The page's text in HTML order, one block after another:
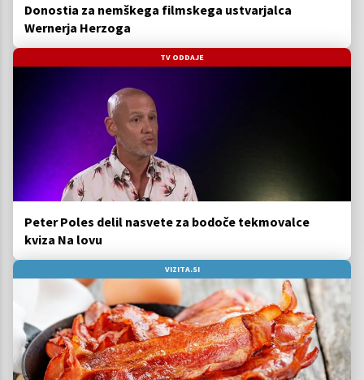
Donostia za nemškega filmskega ustvarjalca
Wernerja Herzoga
TV ODDAJE
Peter Poles delil nasvete za bodoče tekmovalce
kviza Na lovu
VIZITA.SI